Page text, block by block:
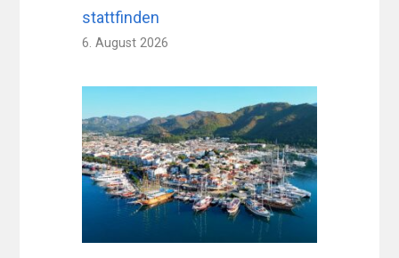
stattfinden
6. August 2026